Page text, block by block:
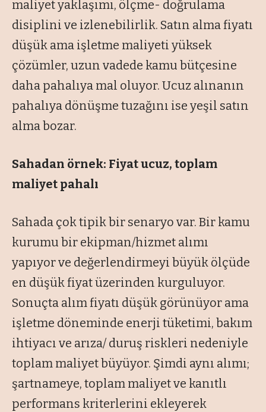
maliyet yaklaşımı, ölçme- doğrulama
disiplini ve izlenebilirlik. Satın alma fiyatı
düşük ama işletme maliyeti yüksek
çözümler, uzun vadede kamu bütçesine
daha pahalıya mal oluyor. Ucuz alınanın
pahalıya dönüşme tuzağını ise yeşil satın
alma bozar.
Sahadan örnek: Fiyat ucuz, toplam
maliyet pahalı
Sahada çok tipik bir senaryo var. Bir kamu
kurumu bir ekipman/hizmet alımı
yapıyor ve değerlendirmeyi büyük ölçüde
en düşük fiyat üzerinden kurguluyor.
Sonuçta alım fiyatı düşük görünüyor ama
işletme döneminde enerji tüketimi, bakım
ihtiyacı ve arıza/ duruş riskleri nedeniyle
toplam maliyet büyüyor. Şimdi aynı alımı;
şartnameye, toplam maliyet ve kanıtlı
performans kriterlerini ekleyerek